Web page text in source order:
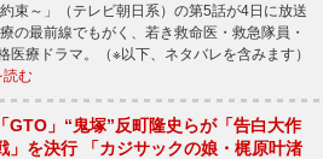
束～」（テレビ朝日系）の第5話が4日に放送
最前線でもがく、若き救命医・救急隊員・
療ドラマ。（※以下、ネタバレを含みます）
読む
「GTO」“鬼塚”反町隆史らが「告白大作
」を決行 「カジサックの娘・梶原叶渚